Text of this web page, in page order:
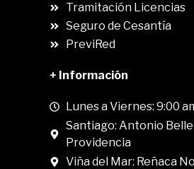
Tramitación Licencias
Seguro de Cesantía
PreviRed
+ Información
Lunes a Viernes: 9:00
Santiago: Antonio
Providencia
Viña del Mar: Reñaca